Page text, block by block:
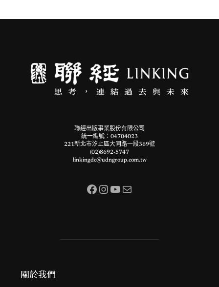
聯經出版事業股份有限公司
統一編號：04704023
221新北市汐止區大同路一段369號
(02)8692-5747
linkingdc@udngroup.com.tw
Facebook InstagramYouTube 電子郵件
關於我們